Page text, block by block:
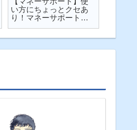
い方にちょっとクセあ
り！マネーサポートの